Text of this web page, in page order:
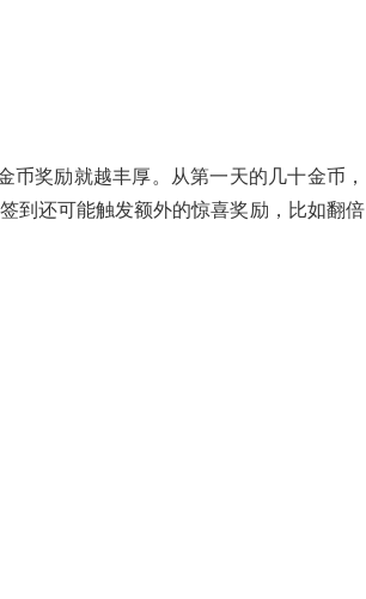
奖励就越丰厚。从第一天的几十金币，
到还可能触发额外的惊喜奖励，比如翻倍